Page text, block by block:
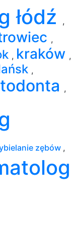
łódź
,
,
, kraków ,
,
,
zębów ,